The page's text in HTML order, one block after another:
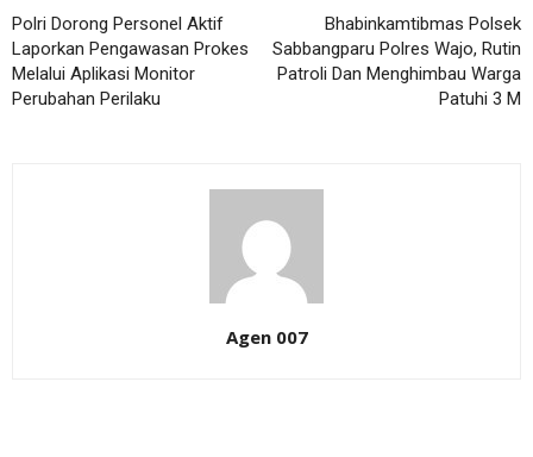
Polri Dorong Personel Aktif
Laporkan Pengawasan Prokes
Melalui Aplikasi Monitor
Perubahan Perilaku
Bhabinkamtibmas Polsek
Sabbangparu Polres Wajo, Rutin
Patroli Dan Menghimbau Warga
Patuhi 3 M
Agen 007